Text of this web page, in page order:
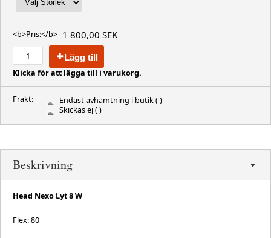
<b>Pris:</b> 1 800,00 SEK
Lägg till
Klicka för att lägga till i varukorg.
Frakt: Endast avhämtning i butik( )
Skickas ej( )
Beskrivning
Head Nexo Lyt 8 W
Flex: 80